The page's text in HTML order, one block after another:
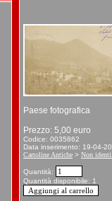
Paese fotografica
Prezzo: 5,00 euro
Codice: 0035862
Data inserimento: 19-04-
Cartoline Antiche > Non
Quantità:
Quantità disponibile: 1